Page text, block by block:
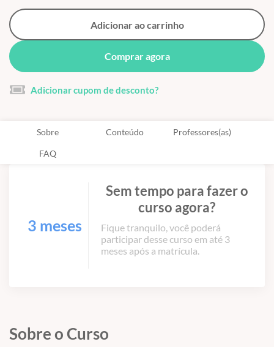
Adicionar ao carrinho
Comprar agora
Adicionar cupom de desconto?
Sobre Conteúdo Professores(as)
FAQ
3 meses
Sem tempo para fazer o
curso agora?
Fique tranquilo, você poderá
participar desse curso em até 3
meses após a matrícula.
Sobre o Curso